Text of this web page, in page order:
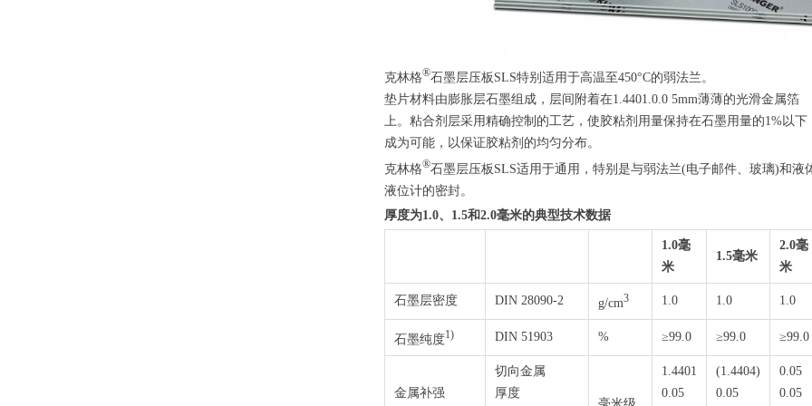
克林格®石墨层压板SLS特别适用于高温至450°C的弱法兰。
垫片材料由膨胀层石墨组成，层间附着在1.4401.0.0 5mm薄薄的光滑金属箔
上。粘合剂层采用精确控制的工艺，使胶粘剂用量保持在石墨用量的1%以下
成为可能，以保证胶粘剂的均匀分布。
克林格®石墨层压板SLS适用于通用，特别是与弱法兰(电子邮件、玻璃)和液
液位计的密封。
厚度为1.0、1.5和2.0毫米的典型技术数据
1.0毫
米
1.5毫米
2.0毫
米
石墨层密度 DIN 28090-2 g/cm3 1.0 1.0 1.0
石墨纯度1) DIN 51903 % ≥99.0 ≥99.0 ≥99.0
金属补强
切向金属
厚度
毫米级
1.4401
0.05
(1.4404)
0.05
0.05
0.05